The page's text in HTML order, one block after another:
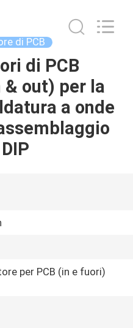
di PCB
di PCB
out) per la
a onde
per PCB (in e fuori)